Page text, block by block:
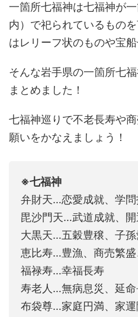
一箇所七福神は七福神が
内）で祀られているもの
はレリーフ状のものや宝
そんな岩手県の一箇所七
まとめました！
七福神巡りで不老長寿や
願いをかなえましょう！
※七福神
弁財天…恋愛成就、学
毘沙門天…武道成就、
大黒天…五穀豊穣、子
恵比寿…豊漁、商売繁
福禄寿…幸福長寿
寿老人…無病息災、延
布袋尊…家庭円満、家運